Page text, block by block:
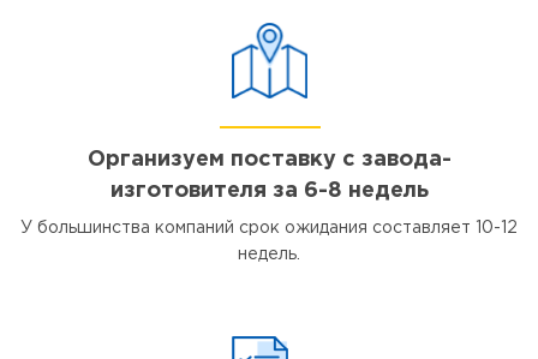
Организуем поставку с завода-
изготовителя за 6-8 недель
У большинства компаний срок ожидания составляет 10-12
недель.